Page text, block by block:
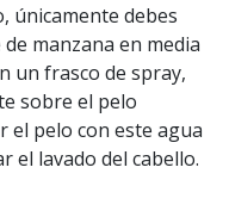
únicamente debes
manzana en media
un frasco de spray,
sobre el pelo
el pelo con este agua
el lavado del cabello.